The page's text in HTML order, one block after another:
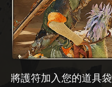
將護符加入您的道具袋